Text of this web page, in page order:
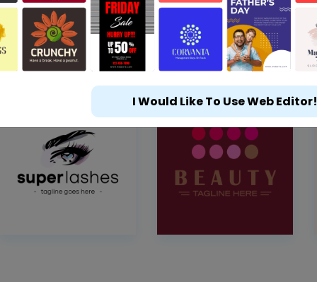
I Would Like To Use Web Editor!